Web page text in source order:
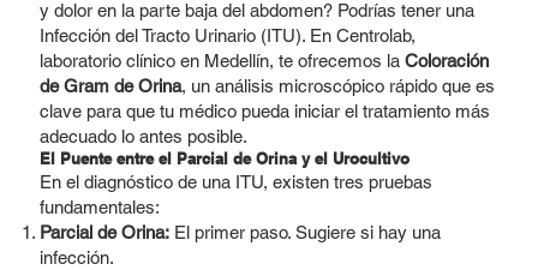
y dolor en la parte baja del abdomen? Podrías tener una
Infección del Tracto Urinario (ITU). En Centrolab,
laboratorio clínico en Medellín, te ofrecemos la Coloración
de Gram de Orina, un análisis microscópico rápido que es
clave para que tu médico pueda iniciar el tratamiento más
adecuado lo antes posible.
El Puente entre el Parcial de Orina y el Urocultivo
En el diagnóstico de una ITU, existen tres pruebas
fundamentales:
Parcial de Orina:El primer paso. Sugiere si hay una
infección.